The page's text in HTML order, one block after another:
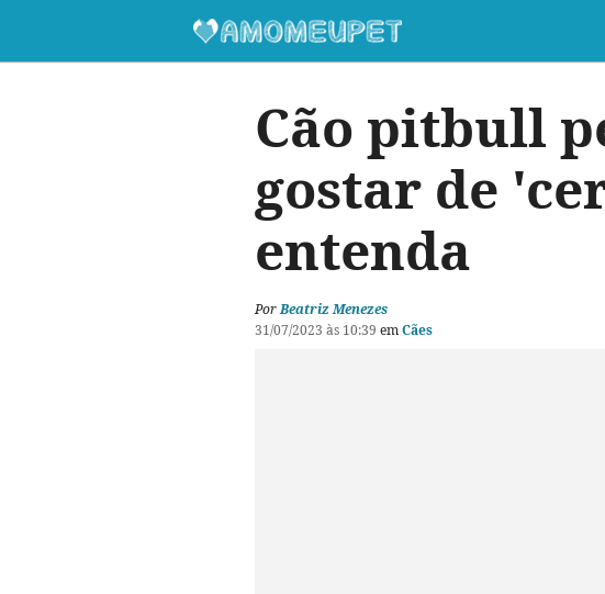
Cão pitbull
gostar de
entenda
PorBeatriz Menezes
31/07/2023 às 10:39 emCães